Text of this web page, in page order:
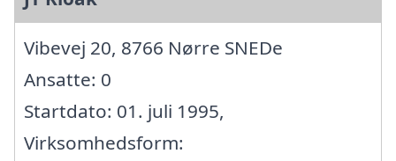
Vibevej 20, 8766 Nørre SNEDe
Ansatte: 0
Startdato: 01. juli 1995,
Virksomhedsform: